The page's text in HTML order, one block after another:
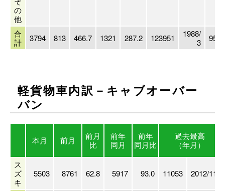
の
他
合
計
3794 813 466.7 1321 287.2 123951
1988/
3
9518
軽貨物車内訳－キャブオーバー
バン
本月 前月
前月
比
前年
同月
前年
同月比
過去最高
（年月）
ス
ズ
キ
5503 8761 62.8 5917 93.0 11053 2012/11